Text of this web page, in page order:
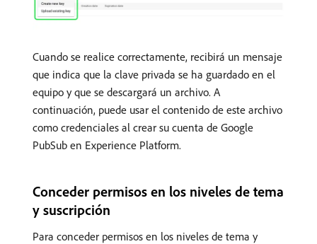
Cuando se realice correctamente, recibirá un mensaje
que indica que la clave privada se ha guardado en el
equipo y que se descargará un archivo. A
continuación, puede usar el contenido de este archivo
como credenciales al crear su cuenta de Google
PubSub en Experience Platform.
Conceder permisos en los niveles de tema
y suscripción
Para conceder permisos en los niveles de tema y